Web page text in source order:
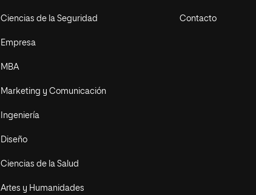
Ciencias de la Seguridad
Empresa
MBA
Marketing y Comunicación
Ingeniería
Diseño
Ciencias de la Salud
Artes y Humanidades
Contacto